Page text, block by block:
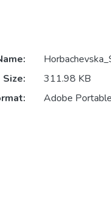
Size:
311.98 KB
Adobe